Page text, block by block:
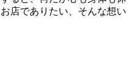
店でありたい、そんな想い